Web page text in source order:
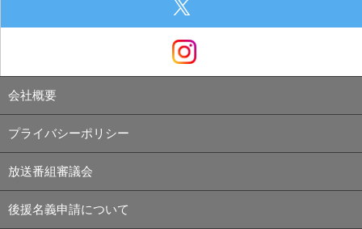
会社概要
プライバシーポリシー
放送番組審議会
後援名義申請について